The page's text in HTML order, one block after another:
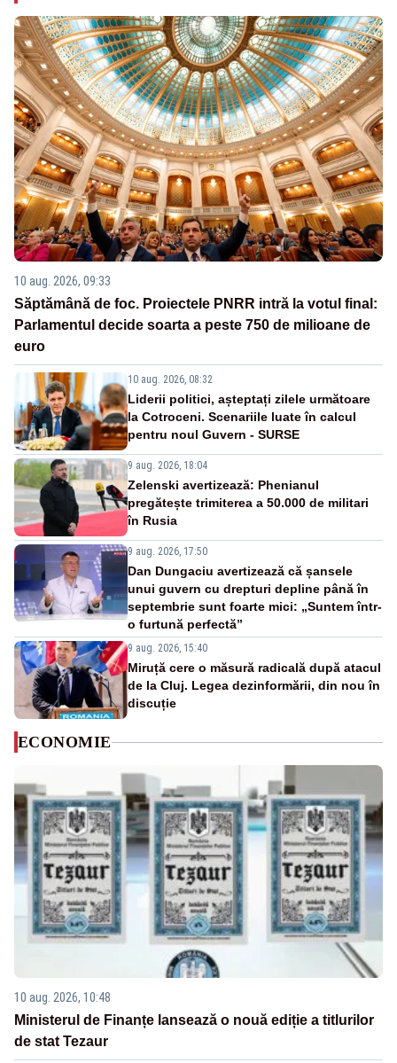
10 aug. 2026, 09:33
Săptămână de foc. Proiectele PNRR intră la votul final:
Parlamentul decide soarta a peste 750 de milioane de
euro
10 aug. 2026, 08:32
Liderii politici, așteptați zilele următoare
la Cotroceni. Scenariile luate în calcul
pentru noul Guvern - SURSE
9 aug. 2026, 18:04
Zelenski avertizează: Phenianul
pregătește trimiterea a 50.000 de militari
în Rusia
9 aug. 2026, 17:50
Dan Dungaciu avertizează că șansele
unui guvern cu drepturi depline până în
septembrie sunt foarte mici: „Suntem într-
o furtună perfectă”
9 aug. 2026, 15:40
Miruță cere o măsură radicală după atacul
de la Cluj. Legea dezinformării, din nou în
discuție
ECONOMIE
10 aug. 2026, 10:48
Ministerul de Finanțe lansează o nouă ediție a titlurilor
de stat Tezaur